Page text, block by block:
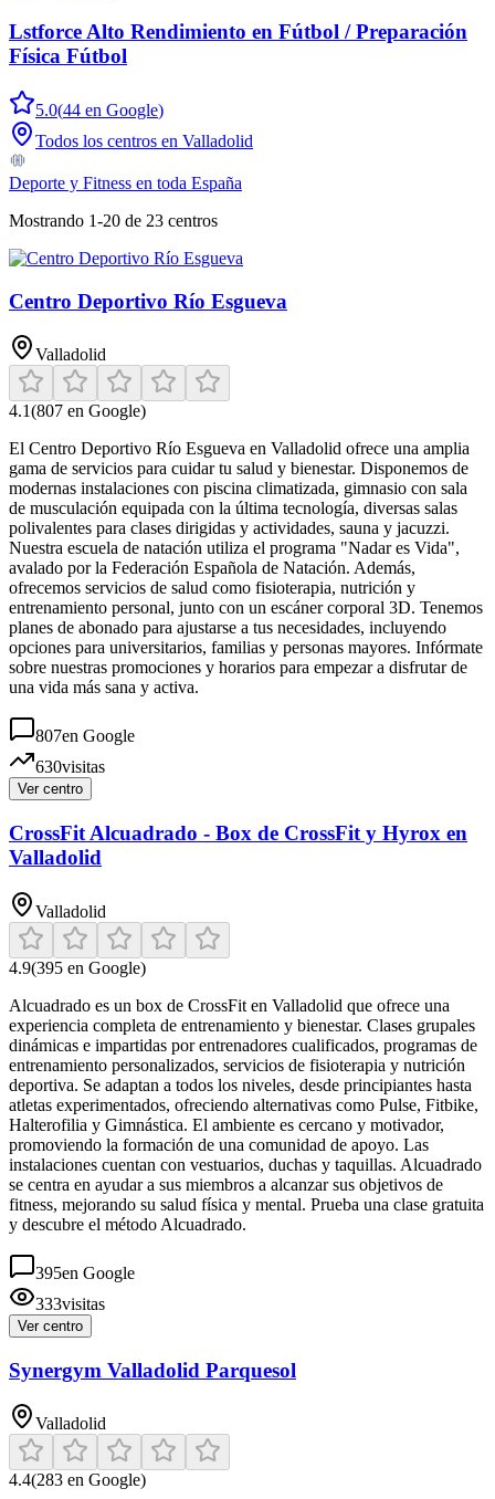
Lstforce Alto Rendimiento en Fútbol / Preparación
Física Fútbol
5.0(44 en Google)
Todos los centros en Valladolid
Deporte y Fitness en toda España
Mostrando 1-20 de 23 centros
Centro Deportivo Río Esgueva
Valladolid
4.1(807 en Google)
El Centro Deportivo Río Esgueva en Valladolid ofrece una amplia
gama de servicios para cuidar tu salud y bienestar. Disponemos de
modernas instalaciones con piscina climatizada, gimnasio con sala
de musculación equipada con la última tecnología, diversas salas
polivalentes para clases dirigidas y actividades, sauna y jacuzzi.
Nuestra escuela de natación utiliza el programa "Nadar es Vida",
avalado por la Federación Española de Natación. Además,
ofrecemos servicios de salud como fisioterapia, nutrición y
entrenamiento personal, junto con un escáner corporal 3D. Tenemos
planes de abonado para ajustarse a tus necesidades, incluyendo
opciones para universitarios, familias y personas mayores. Infórmate
sobre nuestras promociones y horarios para empezar a disfrutar de
una vida más sana y activa.
807en Google
630visitas
Ver centro
CrossFit Alcuadrado - Box de CrossFit y Hyrox en
Valladolid
Valladolid
4.9(395 en Google)
Alcuadrado es un box de CrossFit en Valladolid que ofrece una
experiencia completa de entrenamiento y bienestar. Clases grupales
dinámicas e impartidas por entrenadores cualificados, programas de
entrenamiento personalizados, servicios de fisioterapia y nutrición
deportiva. Se adaptan a todos los niveles, desde principiantes hasta
atletas experimentados, ofreciendo alternativas como Pulse, Fitbike,
Halterofilia y Gimnástica. El ambiente es cercano y motivador,
promoviendo la formación de una comunidad de apoyo. Las
instalaciones cuentan con vestuarios, duchas y taquillas. Alcuadrado
se centra en ayudar a sus miembros a alcanzar sus objetivos de
fitness, mejorando su salud física y mental. Prueba una clase gratuita
y descubre el método Alcuadrado.
395en Google
333visitas
Ver centro
Synergym Valladolid Parquesol
Valladolid
4.4(283 en Google)